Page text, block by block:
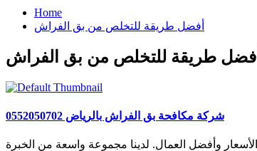
Home
أفضل طريقة للتخلص من بق الفراش
أفضل طريقة للتخلص من بق الفراش
شركة مكافحة بق الفراش بالرياض 0552050702